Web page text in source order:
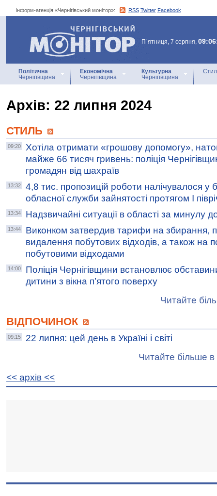
Інформ-агенція «Чернігівський монітор»: RSS Twitter Facebook
Інформ-агенція
«Чернігівський монітор»
П`ятниця, 7 серпня,
Політична
Чернігівщина
Економічна
Чернігівщина
Культурна
Чернігівщина
Архiв: 22 липня 2024
СТИЛЬ
09:20
Хотіла отримати «грошову допомогу»,
майже 66 тисяч гривень: поліція
громадян від шахраїв
13:32
4,8 тис. пропозицій роботи налічувалося у
обласної служби зайнятості протягом І
13:34 Надзвичайні ситуації в області за минулу
13:44
Виконком затвердив тарифи на збирання,
видалення побутових відходів, а також на
побутовими відходами
14:00
Поліція Чернігівщини встановлює
дитини з вікна п’ятого поверху
Читайте
ВІДПОЧИНОК
09:15
22 липня: цей день в Україні і світі
Читайте більше в
<< архiв <<